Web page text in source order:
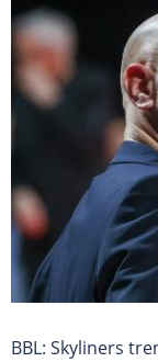
BBL: Skyliners